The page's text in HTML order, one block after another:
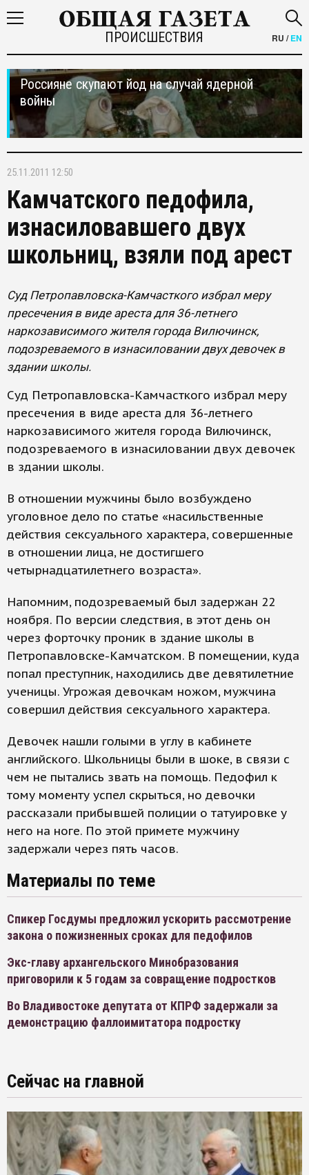
ПРОИСШЕСТВИЯ RU /EN
Россияне скупают йод на случай ядерной
войны
25.11.2011 12:50
Камчатского педофила,
изнасиловавшего двух
школьниц, взяли под арест
Суд Петропавловска-Камчасткого избрал меру
пресечения в виде ареста для 36-летнего
наркозависимого жителя города Вилючинск,
подозреваемого в изнасиловании двух девочек в
здании школы.
Суд Петропавловска-Камчасткого избрал меру
пресечения в виде ареста для 36-летнего
наркозависимого жителя города Вилючинск,
подозреваемого в изнасиловании двух девочек
в здании школы.
В отношении мужчины было возбуждено
уголовное дело по статье «насильственные
действия сексуального характера, совершенные
в отношении лица, не достигшего
четырнадцатилетнего возраста».
Напомним, подозреваемый был задержан 22
ноября. По версии следствия, в этот день он
через форточку проник в здание школы в
Петропавловске-Камчатском. В помещении, куда
попал преступник, находились две девятилетние
ученицы. Угрожая девочкам ножом, мужчина
совершил действия сексуального характера.
Девочек нашли голыми в углу в кабинете
английского. Школьницы были в шоке, в связи с
чем не пытались звать на помощь. Педофил к
тому моменту успел скрыться, но девочки
рассказали прибывшей полиции о татуировке у
него на ноге. По этой примете мужчину
задержали через пять часов.
Материалы по теме
Спикер Госдумы предложил ускорить рассмотрение
закона о пожизненных сроках для педофилов
Экс-главу архангельского Минобразования
приговорили к 5 годам за совращение подростков
Во Владивостоке депутата от КПРФ задержали за
демонстрацию фаллоимитатора подростку
Сейчас на главной